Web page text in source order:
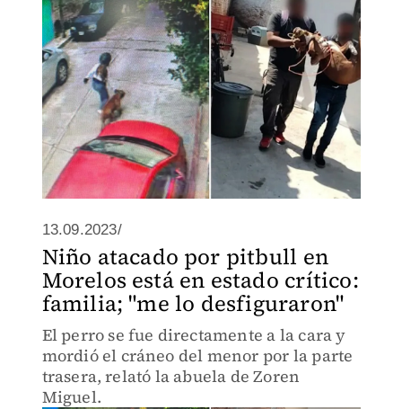
13.09.2023/
Niño atacado por pitbull en
Morelos está en estado crítico:
familia; "me lo desfiguraron"
El perro se fue directamente a la cara y
mordió el cráneo del menor por la parte
trasera, relató la abuela de Zoren
Miguel.